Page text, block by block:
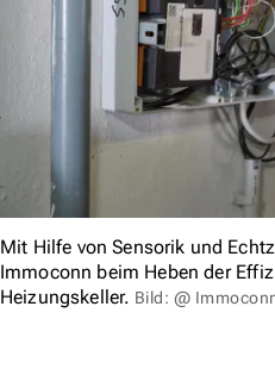
Mit Hilfe von Sensorik und
Immoconn beim Heben der
Heizungskeller. Bild: @